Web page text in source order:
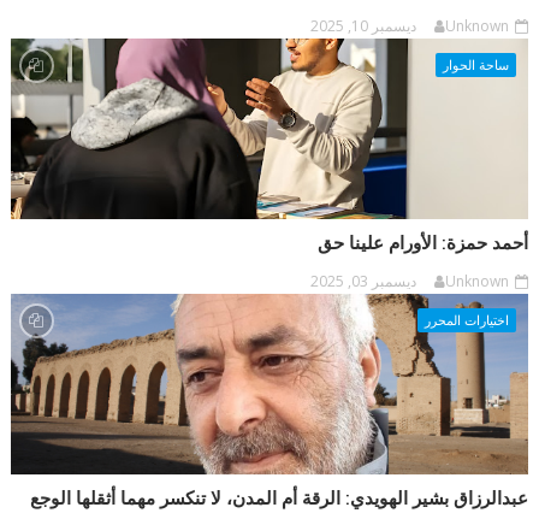
Unknown ديسمبر 10, 2025
ساحة الحوار
أحمد حمزة: الأورام علينا حق
Unknown ديسمبر 03, 2025
اختيارات المحرر
عبدالرزاق بشير الهويدي: الرقة أم المدن، لا تنكسر مهما أثقلها الوجع